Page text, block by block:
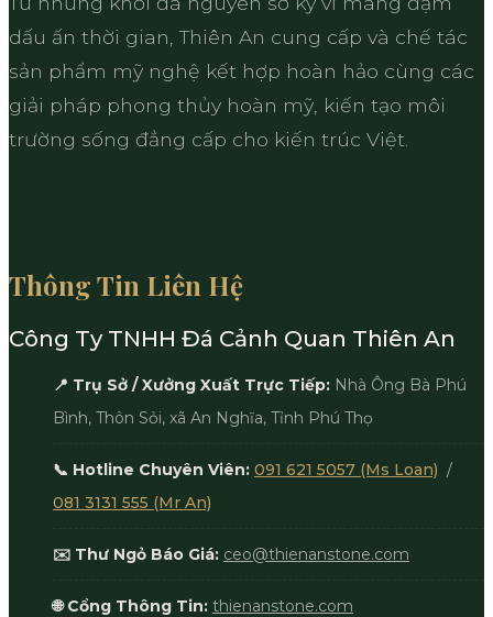
dấu ấn thời gian, Thiên An cung cấp và chế tác
sản phẩm mỹ nghệ kết hợp hoàn hảo cùng các
giải pháp phong thủy hoàn mỹ, kiến tạo môi
trường sống đẳng cấp cho kiến trúc Việt.
Thông Tin Liên Hệ
Công Ty TNHH Đá Cảnh Quan Thiên An
📍 Trụ Sở / Xưởng Xuất Trực Tiếp: Nhà Ông Bà Phú
Bình, Thôn Sỏi, xã An Nghĩa, Tỉnh Phú Thọ
📞 Hotline Chuyên Viên: 091 621 5057 (Ms Loan) /
081 3131 555 (Mr An)
✉️ Thư Ngỏ Báo Giá: ceo@thienanstone.com
🌐 Cổng Thông Tin: thienanstone.com